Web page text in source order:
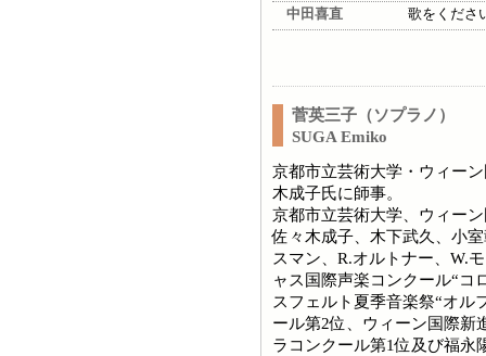
中田喜直
歌をくださ
菅英三子（ソプラノ）
SUGA Emiko
京都市立芸術大学・ウィー
木成子氏に師事。
京都市立芸術大学、ウィー
佐々木成子、木下武久、小
スマン、R.オルトナー、W.
ャス国際声楽コンクール“コ
スフェルト夏季音楽祭“オル
ール第2位、ウィーン国際新
ラコンクール第1位及び福永